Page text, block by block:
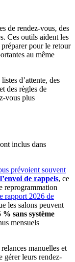
de rendez-vous, des
Ces outils aident les
préparer pour le retour
au même
d’attente, des
des règles de
vous plus
inclus dans
prévoient souvent
de rappels, ce
reprogrammation
rapport 2026 de
les salons peuvent
% sans système
mensuels
manuelles et
leurs rendez-